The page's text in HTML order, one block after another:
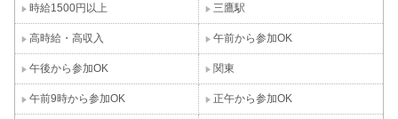
時給1500円以上 三鷹駅
高時給・高収入 午前から参加OK
午後から参加OK 関東
午前9時から参加OK 正午から参加OK